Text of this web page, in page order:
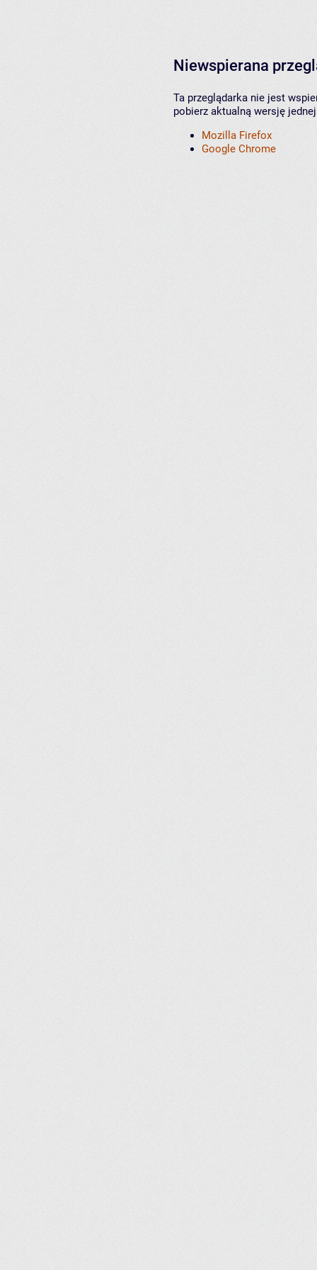
Niewspierana
Ta przeglądarka nie jest
pobierz aktualną wersję
Mozilla Firefox
Google Chrome